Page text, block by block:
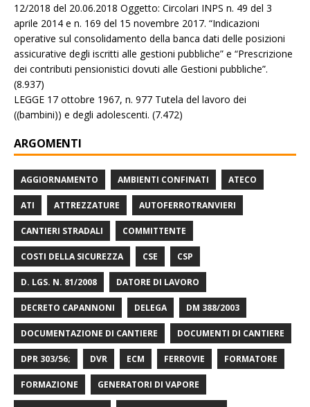
12/2018 del 20.06.2018 Oggetto: Circolari INPS n. 49 del 3
aprile 2014 e n. 169 del 15 novembre 2017. “Indicazioni
operative sul consolidamento della banca dati delle posizioni
assicurative degli iscritti alle gestioni pubbliche” e “Prescrizione
dei contributi pensionistici dovuti alle Gestioni pubbliche”.
(8.937)
LEGGE 17 ottobre 1967, n. 977 Tutela del lavoro dei
((bambini)) e degli adolescenti. (7.472)
ARGOMENTI
AGGIORNAMENTO AMBIENTI CONFINATI ATECO
ATI ATTREZZATURE AUTOFERROTRANVIERI
CANTIERI STRADALI COMMITTENTE
COSTI DELLA SICUREZZA CSE CSP
D. LGS. N. 81/2008 DATORE DI LAVORO
DECRETO CAPANNONI DELEGA DM 388/2003
DOCUMENTAZIONE DI CANTIERE DOCUMENTI DI CANTIERE
DPR 303/56; DVR ECM FERROVIE FORMATORE
FORMAZIONE GENERATORI DI VAPORE